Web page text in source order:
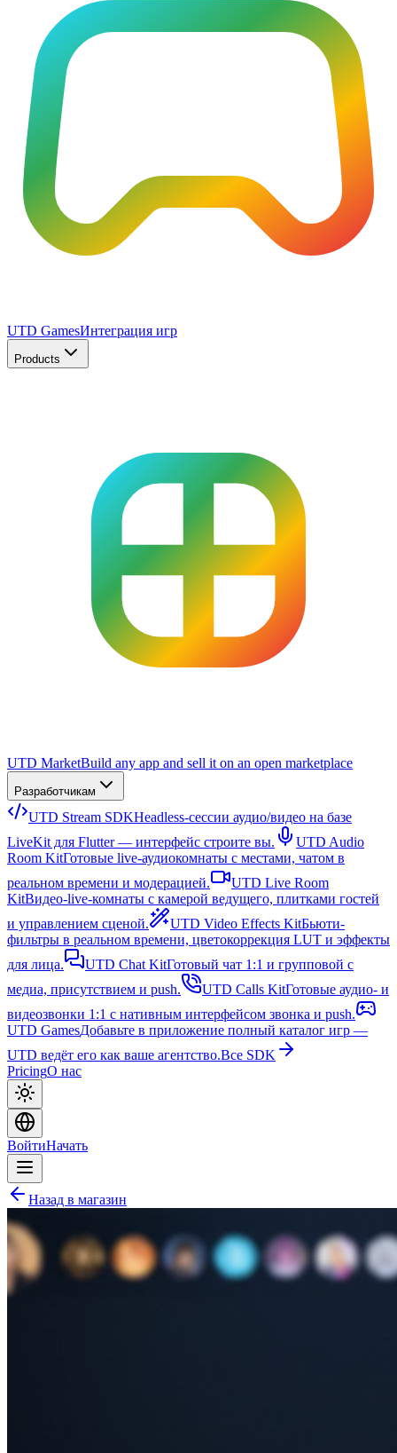
UTD GamesИнтеграция игр
Products
UTD MarketBuild any app and sell it on an open marketplace
Разработчикам
UTD Stream SDKHeadless-сессии аудио/видео на базе
LiveKit для Flutter — интерфейс строите вы.
UTD Audio
Room KitГотовые live-аудиокомнаты с местами, чатом в
реальном времени и модерацией.
UTD Live Room
KitВидео-live-комнаты с камерой ведущего, плитками гостей
и управлением сценой.
UTD Video Effects KitБьюти-
фильтры в реальном времени, цветокоррекция LUT и эффекты
для лица.
UTD Chat KitГотовый чат 1:1 и групповой с
медиа, присутствием и push.
UTD Calls KitГотовые аудио- и
видеозвонки 1:1 с нативным интерфейсом звонка и push.
UTD GamesДобавьте в приложение полный каталог игр —
UTD ведёт его как ваше агентство.Все SDK
PricingО нас
ВойтиНачать
Назад в магазин